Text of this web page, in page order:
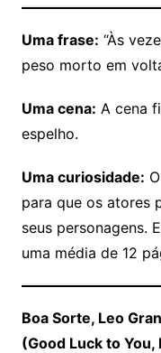
Uma frase: “Às
peso morto em
Uma cena: A cena
espelho.
Uma curiosidade:
para que os atores
seus personagens.
uma média de 12
Boa Sorte, Leo
(Good Luck to You,